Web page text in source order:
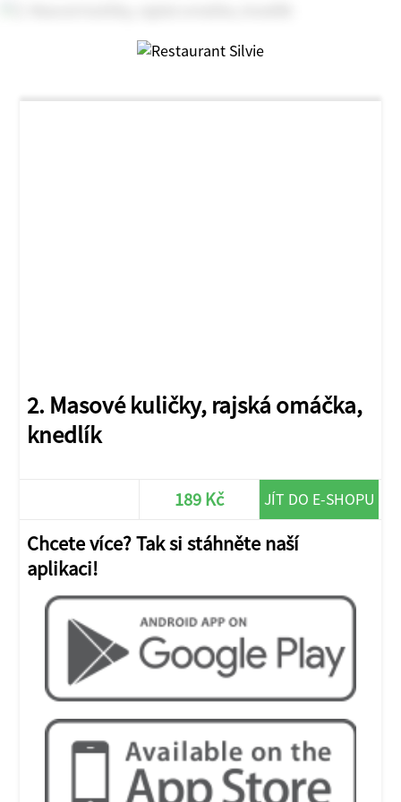
2. Masové kuličky, rajská omáčka,
knedlík
189 Kč JÍT DO E-SHOPU
Chcete více? Tak si stáhněte naší
aplikaci!